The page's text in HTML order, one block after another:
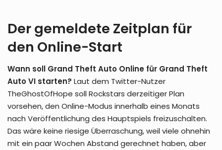
Der gemeldete Zeitplan für
den Online-Start
Wann soll Grand Theft Auto Online für Grand Theft
Auto VI starten? Laut dem Twitter-Nutzer
TheGhostOfHope soll Rockstars derzeitiger Plan
vorsehen, den Online-Modus innerhalb eines Monats
nach Veröffentlichung des Hauptspiels freizuschalten.
Das wäre keine riesige Überraschung, weil viele ohnehin
mit ein paar Wochen Abstand gerechnet haben, aber